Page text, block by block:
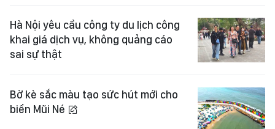
Hà Nội yêu cầu công ty du lịch công
khai giá dịch vụ, không quảng cáo
sai sự thật
Bờ kè sắc màu tạo sức hút mới cho
biển Mũi Né